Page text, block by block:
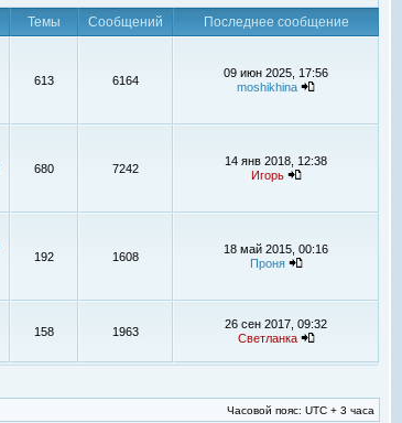
Темы Сообщений
Последнее сообщение
613 6164
09 июн 2025, 17:56
moshikhina
680 7242
14 янв 2018, 12:38
Игорь
192 1608
18 май 2015, 00:16
Проня
158 1963
26 сен 2017, 09:32
Светланка
Часовой пояс: UTC + 3 часа